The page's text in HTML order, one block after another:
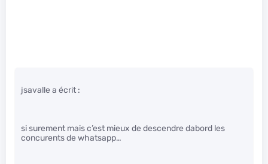
jsavalle a écrit :
si surement mais c’est mieux de descendre dabord les
concurents de whatsapp…